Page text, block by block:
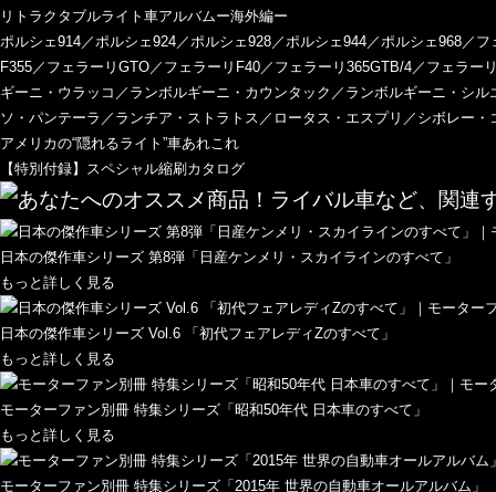
リトラクタブルライト車アルバムー海外編ー
ポルシェ914／ポルシェ924／ポルシェ928／ポルシェ944／ポルシェ968／
F355／フェラーリGTO／フェラーリF40／フェラーリ365GTB/4／フェラ
ギーニ・ウラッコ／ランボルギーニ・カウンタック／ランボルギーニ・シ
ソ・パンテーラ／ランチア・ストラトス／ロータス・エスプリ／シボレー・
アメリカの“隠れるライト”車あれこれ
【特別付録】スペシャル縮刷カタログ
日本の傑作車シリーズ 第8弾「日産ケンメリ・スカイラインのすべて」
もっと詳しく見る
日本の傑作車シリーズ Vol.6 「初代フェアレディZのすべて」
もっと詳しく見る
モーターファン別冊 特集シリーズ「昭和50年代 日本車のすべて」
もっと詳しく見る
モーターファン別冊 特集シリーズ「2015年 世界の自動車オールアルバム」